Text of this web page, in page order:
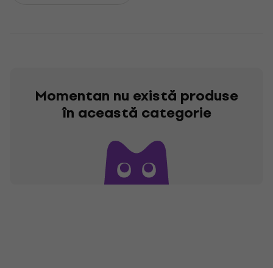
Momentan nu există produse
în această categorie